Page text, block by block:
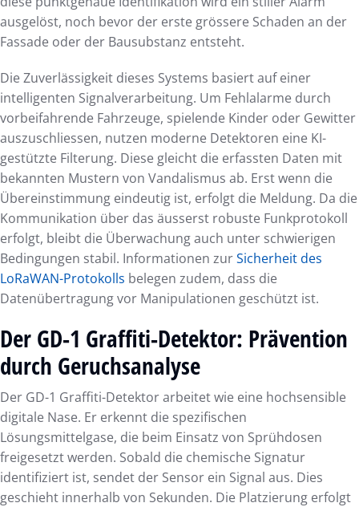
ausgelöst, noch bevor der erste grössere Schaden an der
Fassade oder der Bausubstanz entsteht.
Die Zuverlässigkeit dieses Systems basiert auf einer
intelligenten Signalverarbeitung. Um Fehlalarme durch
vorbeifahrende Fahrzeuge, spielende Kinder oder Gewitter
auszuschliessen, nutzen moderne Detektoren eine KI-
gestützte Filterung. Diese gleicht die erfassten Daten mit
bekannten Mustern von Vandalismus ab. Erst wenn die
Übereinstimmung eindeutig ist, erfolgt die Meldung. Da die
Kommunikation über das äusserst robuste Funkprotokoll
erfolgt, bleibt die Überwachung auch unter schwierigen
Bedingungen stabil. Informationen zurSicherheit des
LoRaWAN-Protokolls belegen zudem, dass die
Datenübertragung vor Manipulationen geschützt ist.
Der GD-1 Graffiti-Detektor: Prävention
durch Geruchsanalyse
Der GD-1 Graffiti-Detektor arbeitet wie eine hochsensible
digitale Nase. Er erkennt die spezifischen
Lösungsmittelgase, die beim Einsatz von Sprühdosen
freigesetzt werden. Sobald die chemische Signatur
identifiziert ist, sendet der Sensor ein Signal aus. Dies
geschieht innerhalb von Sekunden. Die Platzierung erfolgt